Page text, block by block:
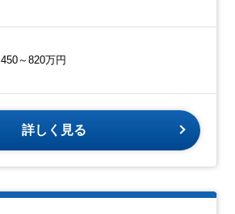
450～820万円
詳しく見る